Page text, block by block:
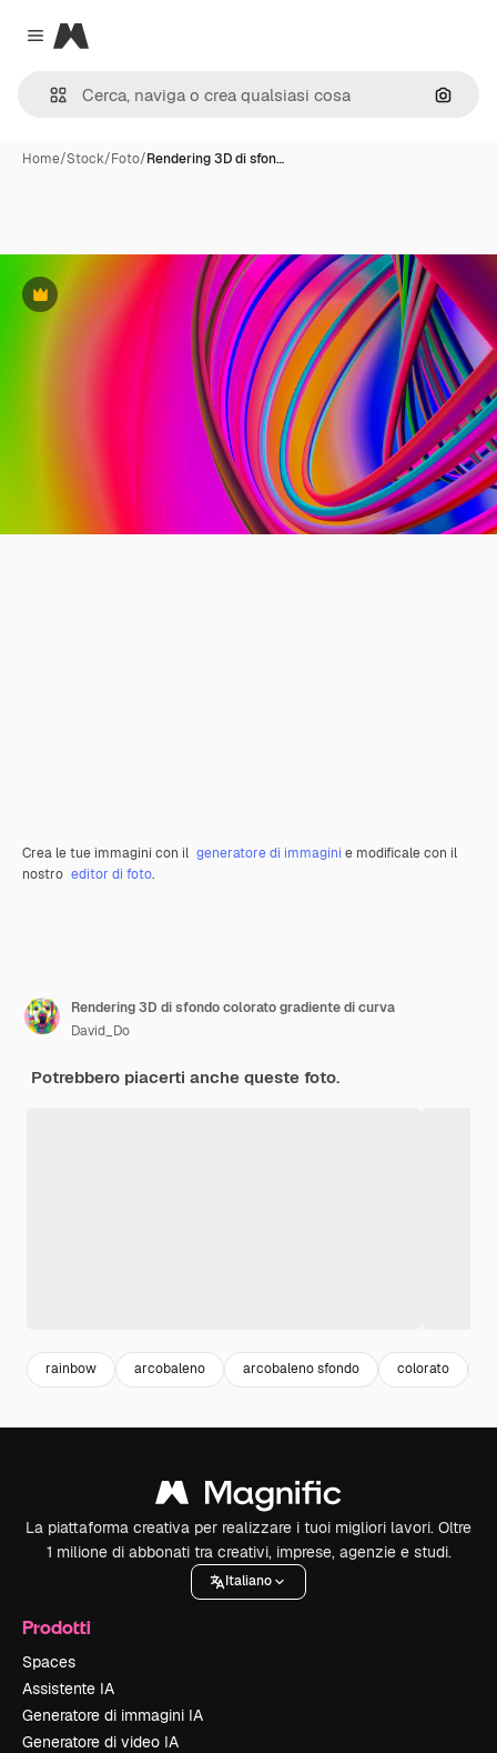
Close menu
Magnific
Cerca
Home/Stock/Foto/Rendering 3D di sfon…
Premium
Crea le tue immagini con il generatore di immagini e modificale con il
nostro editor di foto.
Rendering 3D di sfondo colorato gradiente di curva
David_Do
Potrebbero piacerti anche queste foto.
rainbow arcobaleno arcobaleno sfondo colorato
La piattaforma creativa per realizzare i tuoi migliori lavori. Oltre
1 milione di abbonati tra creativi, imprese, agenzie e studi.
Italiano
Prodotti
Spaces
Assistente IA
Generatore di immagini IA
Generatore di video IA